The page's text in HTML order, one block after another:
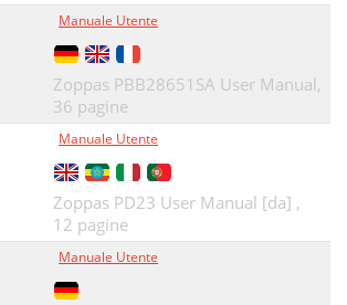
Manuale Utente
Zoppas PBB28651SA User Manual,
36 pagine
Manuale Utente
Zoppas PD23 User Manual [da] ,
12 pagine
Manuale Utente